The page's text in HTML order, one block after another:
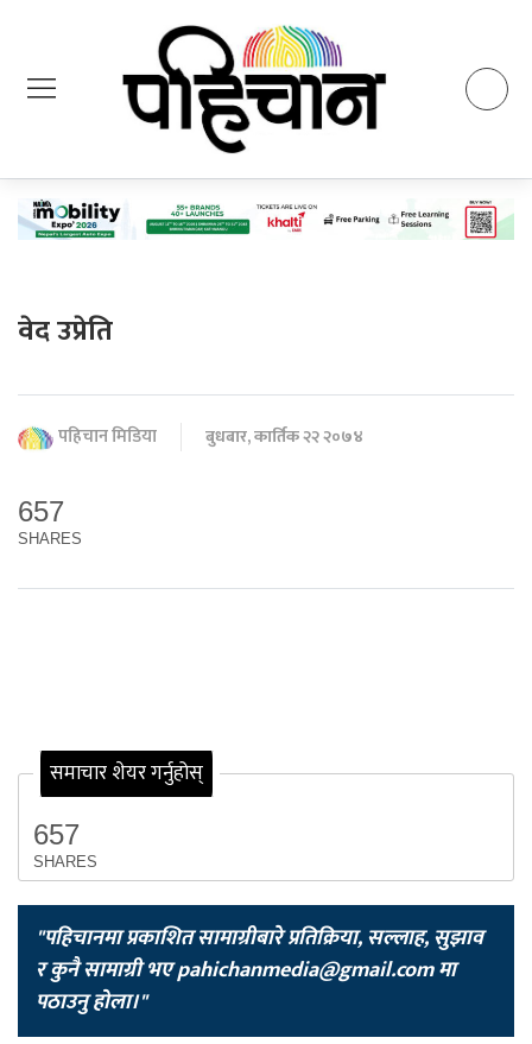
वेद उप्रेति
पहिचान मिडिया बुधबार, कार्तिक २२ २०७४
657
SHARES
समाचार शेयर गर्नुहोस्
657
SHARES
"पहिचानमा प्रकाशित सामाग्रीबारे प्रतिक्रिया, सल्लाह, सुझाव
र कुनै सामाग्री भएpahichanmedia@gmail.comमा
पठाउनु होला।"